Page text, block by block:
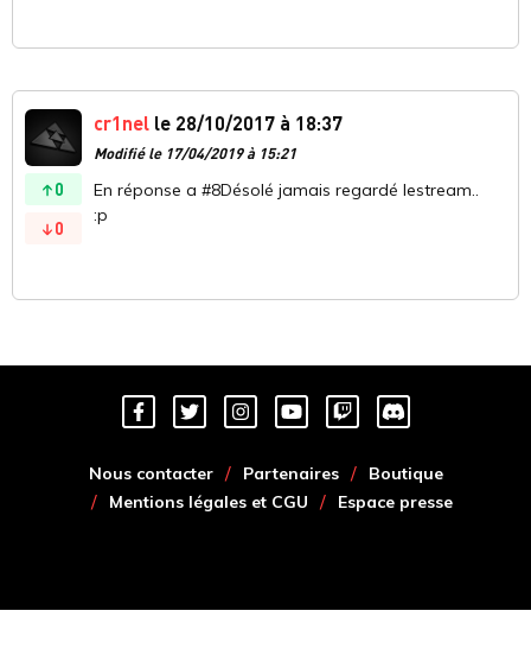
0
0
cr1nel le 28/10/2017 à 18:37
Modifié le 17/04/2019 à 15:21
En réponse a #8Désolé jamais regardé lestream..
:p
Nous contacter Partenaires
Boutique
Mentions légales et CGU
Espace presse